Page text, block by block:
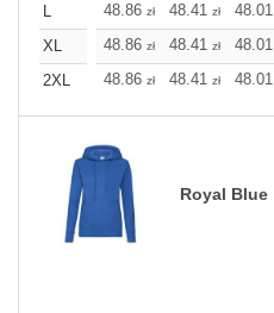
L
48.86 zł 48.41 zł 48.01
XL
48.86 zł 48.41 zł 48.01
2XL
48.86 zł 48.41 zł 48.01
Royal Blue